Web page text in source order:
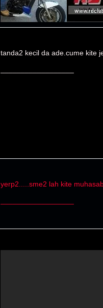
tanda2 kecil da ade.cume kite
yerp2.....sme2 lah kite